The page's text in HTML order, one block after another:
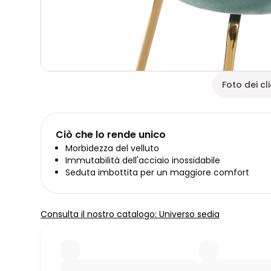
Foto dei
Ciò che lo rende unico
Morbidezza del velluto
Immutabilità dell'acciaio inossidabile
Seduta imbottita per un maggiore comfort
Consulta il nostro catalogo: Universo sedia